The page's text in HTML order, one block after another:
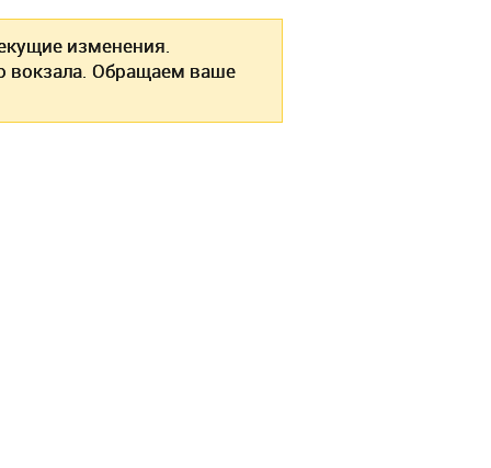
изменения.
вокзала. Обращаем ваше